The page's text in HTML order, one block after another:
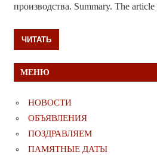
производства. Summary. The
ЧИТАТЬ
МЕНЮ
НОВОСТИ
ОБЪЯВЛЕНИЯ
ПОЗДРАВЛЯЕМ
ПАМЯТНЫЕ ДАТЫ